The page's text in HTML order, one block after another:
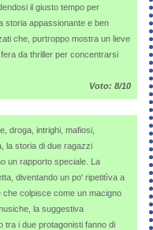
il giusto tempo per
storia appassionante e ben
che, purtroppo mostra un lieve
da thriller per concentrarsi
Voto: 8/10
droga, intrighi, mafiosi,
la storia di due ragazzi
un rapporto speciale. La
diventando un po' ripetitìva a
che colpisce come un macigno
la suggestiva
tra i due protagonisti fanno di